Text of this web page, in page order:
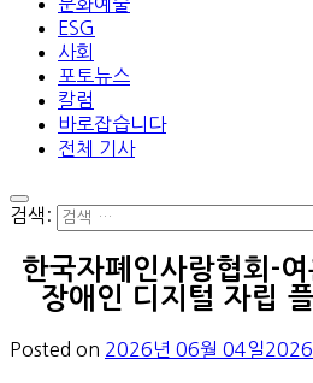
ESG
사회
포토뉴스
칼럼
바로잡습니다
전체 기사
검색:
한국자폐인사랑협회-
장애인 디지털 자립
Posted on 2026년 06월 04일